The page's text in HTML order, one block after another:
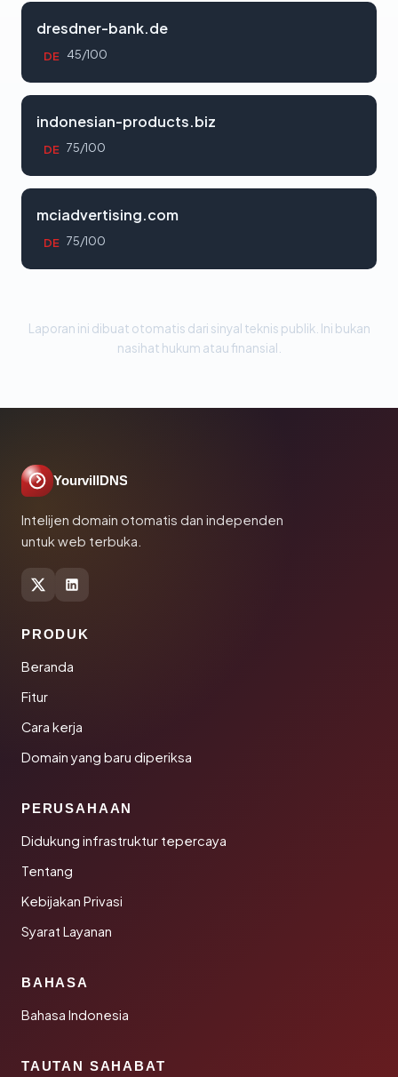
dresdner-bank.de
DE 45/100
indonesian-products.biz
DE 75/100
mciadvertising.com
DE 75/100
Laporan ini dibuat otomatis dari sinyal teknis publik. Ini bukan
nasihat hukum atau finansial.
YourvillDNS
Intelijen domain otomatis dan independen
untuk web terbuka.
PRODUK
Beranda
Fitur
Cara kerja
Domain yang baru diperiksa
PERUSAHAAN
Didukung infrastruktur tepercaya
Tentang
Kebijakan Privasi
Syarat Layanan
BAHASA
Bahasa Indonesia
TAUTAN SAHABAT